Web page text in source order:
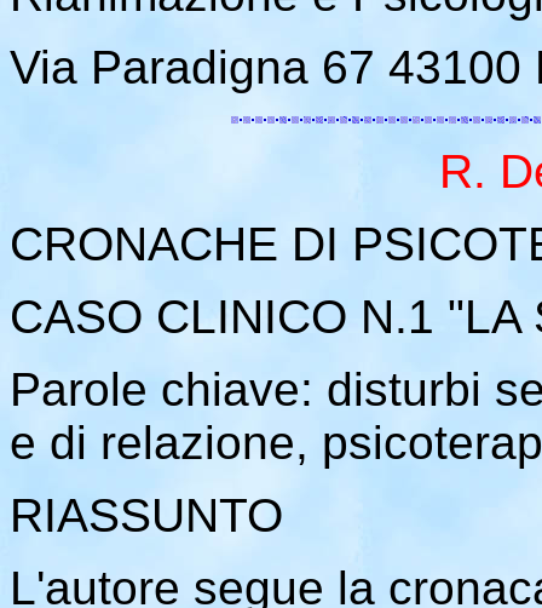
Via Paradigna 67 43100
R.
CRONACHE DI
CASO CLINICO N.1 "LA
Parole chiave: disturbi
e di relazione,
RIASSUNTO
L'autore segue la